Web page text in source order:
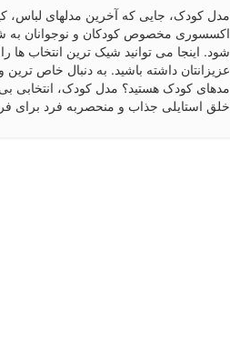
مدل کودک، جایی که آخرین مدلهای
اکسسوری مخصوص کودکان و نوجوانان
شود. اینجا می توانید شیک ترین انتخاب ها
عزیزانتان داشته باشید. به دنبال خاص ترین
مدهای کودک هستید؟ مدل کودک، انتخابی
خلق استایلی جذاب و منحصربه فرد برای